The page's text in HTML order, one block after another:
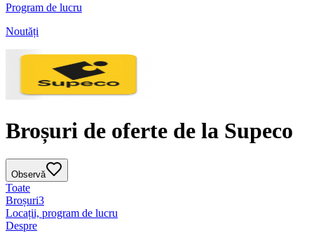
Program de lucru
Noutăți
Broșuri de oferte de la Supeco
Observă
Toate
Broșuri3
Locații, program de lucru
Despre